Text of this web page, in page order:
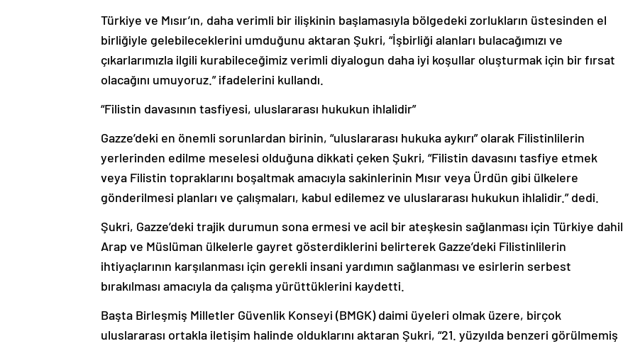
Türkiye ve Mısır’ın, daha verimli bir ilişkinin başlamasıyla bölgedeki zorlukların üstesinden el
birliğiyle gelebileceklerini umduğunu aktaran Şukri, “İşbirliği alanları bulacağımızı ve
çıkarlarımızla ilgili kurabileceğimiz verimli diyalogun daha iyi koşullar oluşturmak için bir fırsat
olacağını umuyoruz.” ifadelerini kullandı.
“Filistin davasının tasfiyesi, uluslararası hukukun ihlalidir”
Gazze’deki en önemli sorunlardan birinin, “uluslararası hukuka aykırı” olarak Filistinlilerin
yerlerinden edilme meselesi olduğuna dikkati çeken Şukri, “Filistin davasını tasfiye etmek
veya Filistin topraklarını boşaltmak amacıyla sakinlerinin Mısır veya Ürdün gibi ülkelere
gönderilmesi planları ve çalışmaları, kabul edilemez ve uluslararası hukukun ihlalidir.” dedi.
Şukri, Gazze’deki trajik durumun sona ermesi ve acil bir ateşkesin sağlanması için Türkiye dahil
Arap ve Müslüman ülkelerle gayret gösterdiklerini belirterek Gazze’deki Filistinlilerin
ihtiyaçlarının karşılanması için gerekli insani yardımın sağlanması ve esirlerin serbest
bırakılması amacıyla da çalışma yürüttüklerini kaydetti.
Başta Birleşmiş Milletler Güvenlik Konseyi (BMGK) daimi üyeleri olmak üzere, birçok
uluslararası ortakla iletişim halinde olduklarını aktaran Şukri, “21. yüzyılda benzeri görülmemiş